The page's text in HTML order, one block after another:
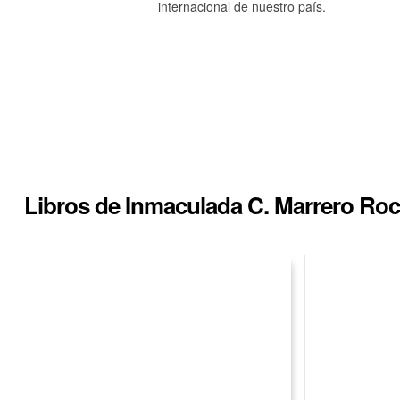
internacional de nuestro país.
Libros de Inmaculada C. Marrero